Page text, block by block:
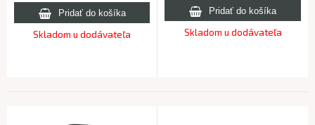
Skladom u dodávateľa Skladom u dodávateľa